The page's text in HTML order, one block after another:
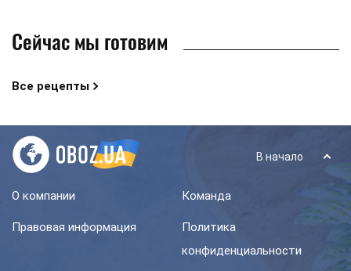
Сейчас мы готовим
Все рецепты
В начало
О компании Команда
Правовая информация
Политика
конфиденциальности